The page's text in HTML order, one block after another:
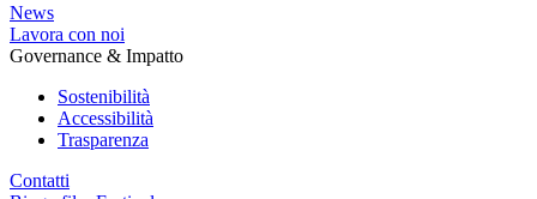
News
Lavora con noi
Governance & Impatto
Sostenibilità
Accessibilità
Trasparenza
Contatti